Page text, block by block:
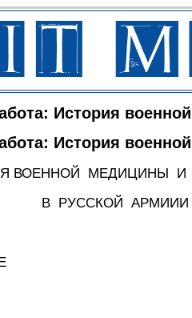
История
История
МЕДИЦИНЫ И
АРМИИИ